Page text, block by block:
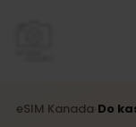
eSIM Kanada Do